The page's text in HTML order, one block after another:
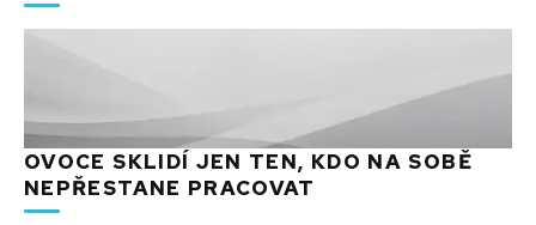
OVOCE SKLIDÍ JEN TEN, KDO NA SOBĚ
NEPŘESTANE PRACOVAT